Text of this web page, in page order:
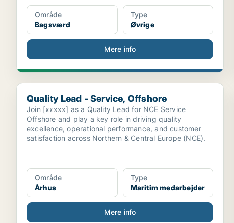
Område
Bagsværd
Type
Øvrige
Mere info
Quality Lead - Service, Offshore
Quality Lead - Service, Offshore
Join [xxxxx] as a Quality Lead for NCE Service
Offshore and play a key role in driving quality
excellence, operational performance, and customer
satisfaction across Northern & Central Europe (NCE).
Område
Århus
Type
Maritim medarbejder
Mere info